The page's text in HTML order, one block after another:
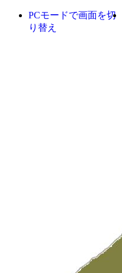
PCモードで画面を切
り替え